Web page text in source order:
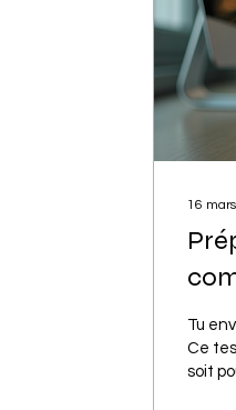
16
Tu
Ce
soit